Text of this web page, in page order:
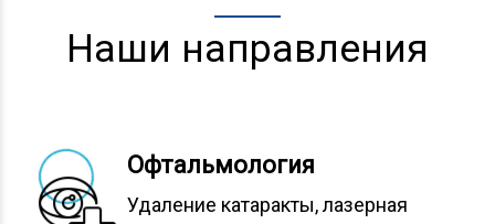
Наши направления
Офтальмология
Удаление катаракты, лазерная